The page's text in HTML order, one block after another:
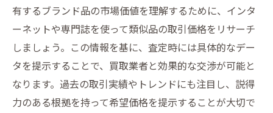
有するブランド品の市場価値を理解するために、インタ
ーネットや専門誌を使って類似品の取引価格をリサーチ
しましょう。この情報を基に、査定時には具体的なデー
タを提示することで、買取業者と効果的な交渉が可能と
なります。過去の取引実績やトレンドにも注目し、説得
力のある根拠を持って希望価格を提示することが大切で